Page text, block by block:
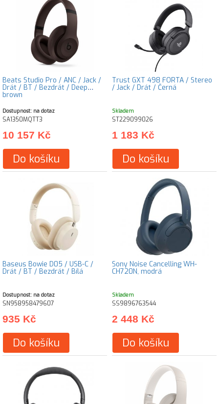
Beats Studio Pro / ANC / Jack /
Drát / BT / Bezdrát / Deep
brown
Dostupnost: na dotaz
SA1350MQTT3
10 157 Kč
Do košíku
Trust GXT 498 FORTA / Stereo
/ Jack / Drát / Černá
Skladem
ST229099026
1 183 Kč
Do košíku
Baseus Bowie D05 / USB-C /
Drát / BT / Bezdrát / Bílá
Dostupnost: na dotaz
SN958958479607
935 Kč
Do košíku
Sony Noise Cancelling WH-
CH720N, modrá
Skladem
SS9896763544
2 448 Kč
Do košíku